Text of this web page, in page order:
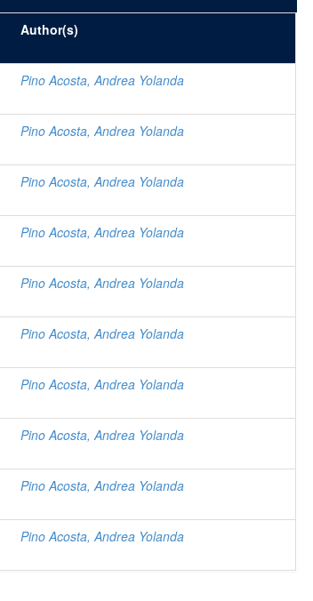
Author(s)
Pino Acosta, Andrea Yolanda
Pino Acosta, Andrea Yolanda
Pino Acosta, Andrea Yolanda
Pino Acosta, Andrea Yolanda
Pino Acosta, Andrea Yolanda
Pino Acosta, Andrea Yolanda
Pino Acosta, Andrea Yolanda
Pino Acosta, Andrea Yolanda
Pino Acosta, Andrea Yolanda
Pino Acosta, Andrea Yolanda